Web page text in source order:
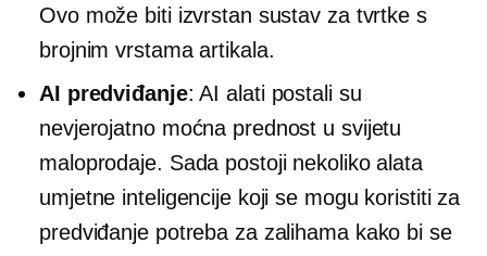
Ovo može biti izvrstan sustav za tvrtke s
brojnim vrstama artikala.
AI predviđanje: AI alati postali su
nevjerojatno moćna prednost u svijetu
maloprodaje. Sada postoji nekoliko alata
umjetne inteligencije koji se mogu koristiti za
predviđanje potreba za zalihama kako bi se